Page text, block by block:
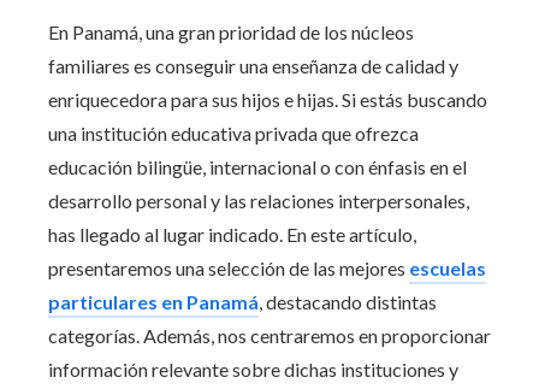
En Panamá, una gran prioridad de los núcleos
familiares es conseguir una enseñanza de calidad y
enriquecedora para sus hijos e hijas. Si estás buscando
una institución educativa privada que ofrezca
educación bilingüe, internacional o con énfasis en el
desarrollo personal y las relaciones interpersonales,
has llegado al lugar indicado. En este artículo,
presentaremos una selección de las mejores escuelas
particulares en Panamá , destacando distintas
categorías. Además, nos centraremos en proporcionar
información relevante sobre dichas instituciones y